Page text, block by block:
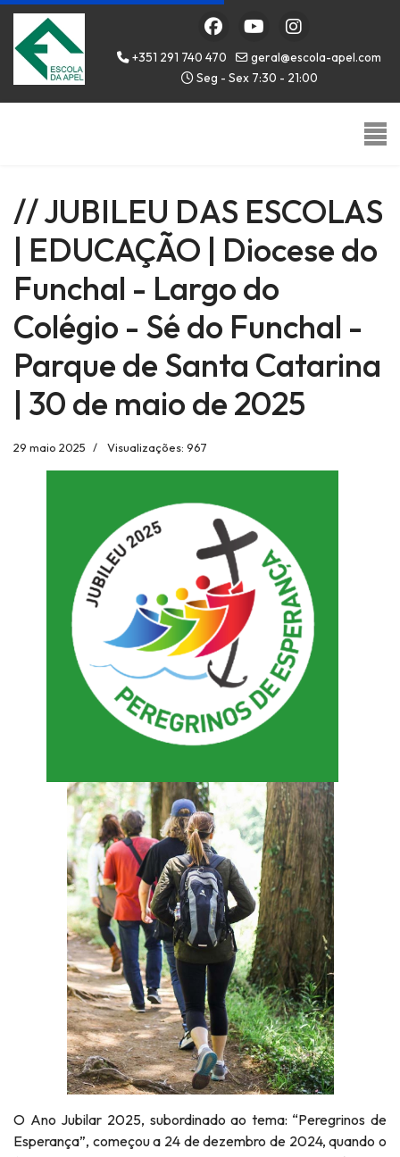
+351 291 740 470
geral@escola-apel.com
Seg - Sex 7:30 - 21:00
// JUBILEU DAS ESCOLAS
| EDUCAÇÃO | Diocese do
Funchal - Largo do
Colégio - Sé do Funchal -
Parque de Santa Catarina
| 30 de maio de 2025
29 maio 2025 Visualizações: 967
O Ano Jubilar 2025, subordinado ao tema: “Peregrinos de
Esperança”, começou a 24 de dezembro de 2024, quando o